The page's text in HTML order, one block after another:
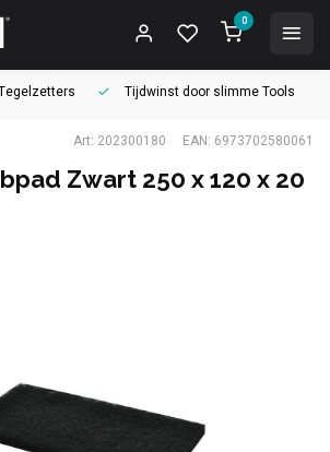
0
Tijdwinst door slimme Tools
Art: 202300180 EAN: 6973702580061
Zwart 250 x 120 x 20